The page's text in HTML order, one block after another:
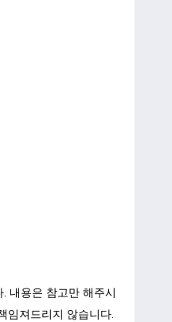
내용은 참고만 해주시
임져드리지 않습니다.